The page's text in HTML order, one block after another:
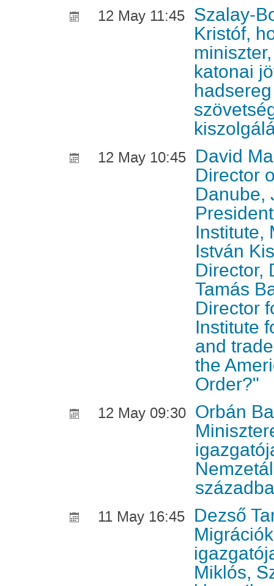
12 May 11:45 Szalay-
Kristóf,
katonai
12 May 10:45 David
Director
Danube,
Institute,
István
Director,
Tamás
Director
Institute
and
the
Order?"
12 May 09:30 Orbán
11 May 16:45 Dezső
Miklós,